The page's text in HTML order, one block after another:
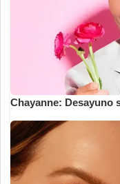
Chayanne: Desayuno